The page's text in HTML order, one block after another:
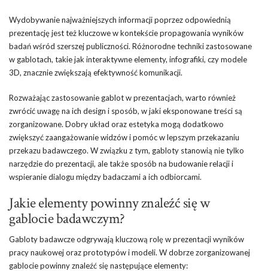
Wydobywanie najważniejszych informacji poprzez odpowiednią
prezentację jest też kluczowe w kontekście propagowania wyników
badań wśród szerszej publiczności. Różnorodne techniki zastosowane
w gablotach, takie jak interaktywne elementy, infografiki, czy modele
3D, znacznie zwiększają efektywność komunikacji.
Rozważając zastosowanie gablot w prezentacjach, warto również
zwrócić uwagę na ich design i sposób, w jaki eksponowane treści są
zorganizowane. Dobry układ oraz estetyka mogą dodatkowo
zwiększyć zaangażowanie widzów i pomóc w lepszym przekazaniu
przekazu badawczego. W związku z tym, gabloty stanowią nie tylko
narzędzie do prezentacji, ale także sposób na budowanie relacji i
wspieranie dialogu między badaczami a ich odbiorcami.
Jakie elementy powinny znaleźć się w
gablocie badawczym?
Gabloty badawcze odgrywają kluczową rolę w prezentacji wyników
pracy naukowej oraz prototypów i modeli. W dobrze zorganizowanej
gablocie powinny znaleźć się następujące elementy: